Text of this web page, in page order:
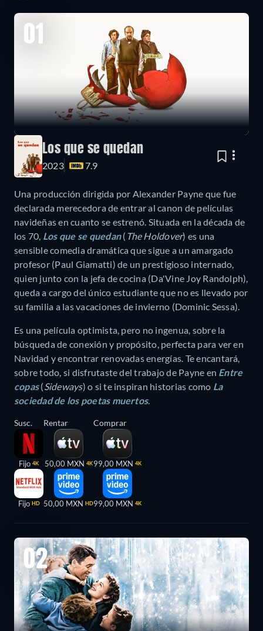
01
Los que se quedan
2023 7.9
Una producción dirigida por Alexander Payne que fue
declarada merecedora de entrar al canon de películas
navideñas en cuanto se estrenó. Situada en la década de
los 70, Los que se quedan( The Holdover) es una
sensible comedia dramática que sigue a un amargado
profesor (Paul Giamatti) de un prestigioso internado,
quien junto con la jefa de cocina (Da'Vine Joy Randolph),
queda a cargo del único estudiante que no es llevado por
su familia a las vacaciones de invierno (Dominic Sessa).
Es una película optimista, pero no ingenua, sobre la
búsqueda de conexión y propósito, perfecta para ver en
Navidad y encontrar renovadas energías. Te encantará,
sobre todo, si disfrutaste del trabajo de Payne en Entre
copas(Sideways) o si te inspiran historias como La
sociedad de los poetas muertos.
Susc.
Fijo 4K
Fijo HD
Rentar
50,00 MXN 4K
50,00 MXN HD
Comprar
99,00 MXN 4K
99,00 MXN 4K
02